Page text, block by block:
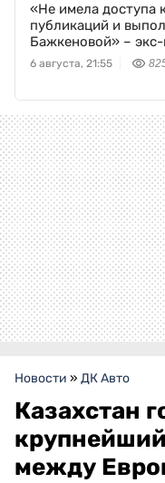
«Не имела доступа
публикаций и
Бажкеновой» –
Orda.kz Дуйсенова
6 августа, 21:55
Новости » ДК Авто
Казахстан
между